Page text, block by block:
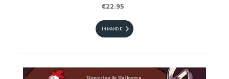
€22.95
IN MANDJE